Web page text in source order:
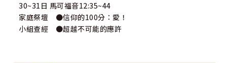
30~31日 馬可福音12:35~44
家庭祭壇 ●信仰的100分：愛！
小組查經 ●超越不可能的應許